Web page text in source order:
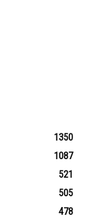
1350
1087
521
505
478